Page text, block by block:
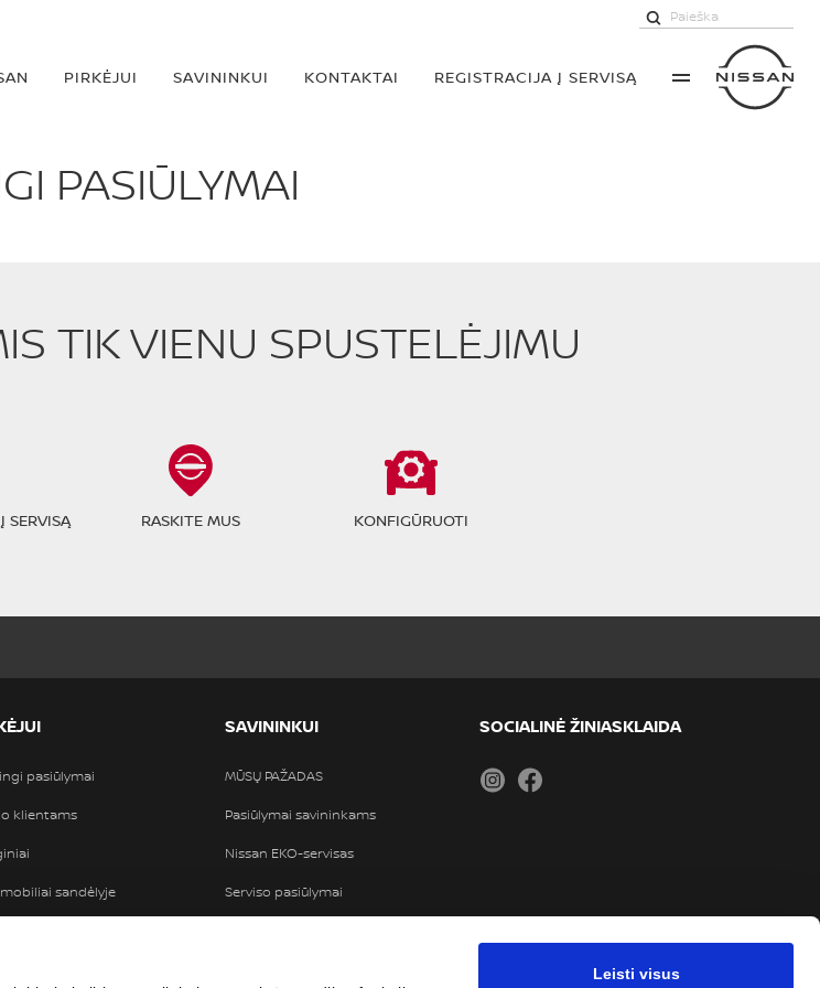
Leisti visus
PIRKĖJUI SAVININKUI KONTAKTAI REGISTRACIJA Į SERVISĄ
PASIŪLYMAI
TIK VIENU SPUSTELĖJIMU
SERVISĄ RASKITE MUS KONFIGŪRUOTI
pasiūlymai
klientams
sandėlyje
SAVININKUI
MŪSŲ PAŽADAS
Pasiūlymai savininkams
Nissan EKO-servisas
Serviso pasiūlymai
SOCIALINĖ ŽINIASKLAIDA
Instagram